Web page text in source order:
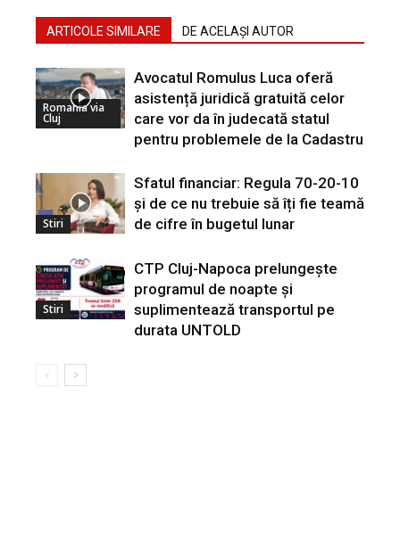
ARTICOLE SIMILARE DE ACELAȘI AUTOR
Romania via
Cluj
Avocatul Romulus Luca oferă
asistență juridică gratuită celor
care vor da în judecată statul
pentru problemele de la Cadastru
Stiri
Sfatul financiar: Regula 70-20-10
și de ce nu trebuie să îți fie teamă
de cifre în bugetul lunar
Stiri
CTP Cluj-Napoca prelungește
programul de noapte și
suplimentează transportul pe
durata UNTOLD